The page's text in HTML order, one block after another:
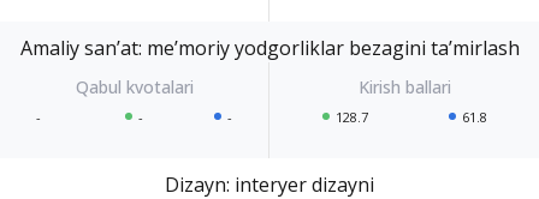
Amaliy sanʼat: meʼmoriy yodgorliklar bezagini taʼmirlash
- - - 128.7 61.8
Dizayn: interyer dizayni